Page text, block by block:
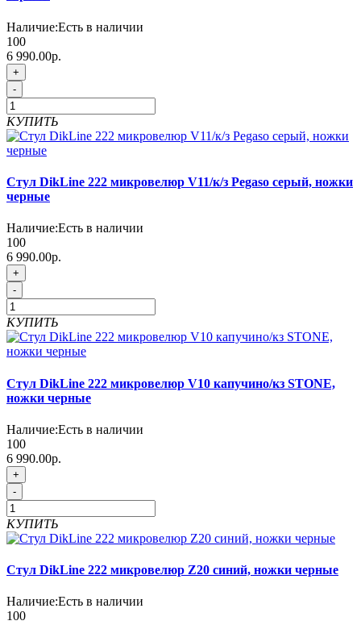
Наличие:Есть в наличии
100
6 990.00р.
+
-
КУПИТЬ
Стул DikLine 222 микровелюр V11/к/з Pegaso серый, ножки
черные
Наличие:Есть в наличии
100
6 990.00р.
+
-
КУПИТЬ
Стул DikLine 222 микровелюр V10 капучино/кз STONE,
ножки черные
Наличие:Есть в наличии
100
6 990.00р.
+
-
КУПИТЬ
Стул DikLine 222 микровелюр Z20 синий, ножки черные
Наличие:Есть в наличии
100